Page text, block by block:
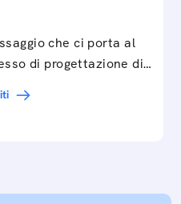
che ci porta al
di progettazione di